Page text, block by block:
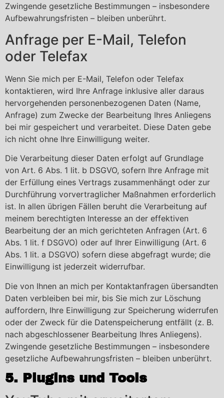
Zwingende gesetzliche Bestimmungen – insbesondere
Aufbewahrungsfristen – bleiben unberührt.
Anfrage per E-Mail, Telefon
oder Telefax
Wenn Sie mich per E-Mail, Telefon oder Telefax
kontaktieren, wird Ihre Anfrage inklusive aller daraus
hervorgehenden personenbezogenen Daten (Name,
Anfrage) zum Zwecke der Bearbeitung Ihres Anliegens
bei mir gespeichert und verarbeitet. Diese Daten gebe
ich nicht ohne Ihre Einwilligung weiter.
Die Verarbeitung dieser Daten erfolgt auf Grundlage
von Art. 6 Abs. 1 lit. b DSGVO, sofern Ihre Anfrage mit
der Erfüllung eines Vertrags zusammenhängt oder zur
Durchführung vorvertraglicher Maßnahmen erforderlich
ist. In allen übrigen Fällen beruht die Verarbeitung auf
meinem berechtigten Interesse an der effektiven
Bearbeitung der an mich gerichteten Anfragen (Art. 6
Abs. 1 lit. f DSGVO) oder auf Ihrer Einwilligung (Art. 6
Abs. 1 lit. a DSGVO) sofern diese abgefragt wurde; die
Einwilligung ist jederzeit widerrufbar.
Die von Ihnen an mich per Kontaktanfragen übersandten
Daten verbleiben bei mir, bis Sie mich zur Löschung
auffordern, Ihre Einwilligung zur Speicherung widerrufen
oder der Zweck für die Datenspeicherung entfällt (z. B.
nach abgeschlossener Bearbeitung Ihres Anliegens).
Zwingende gesetzliche Bestimmungen – insbesondere
gesetzliche Aufbewahrungsfristen – bleiben unberührt.
5. Plugins und Tools